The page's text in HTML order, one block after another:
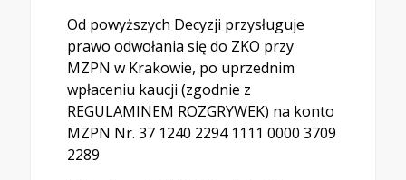
Od powyższych Decyzji przysługuje
prawo odwołania się do ZKO przy
MZPN w Krakowie, po uprzednim
wpłaceniu kaucji (zgodnie z
REGULAMINEM ROZGRYWEK) na konto
MZPN Nr. 37 1240 2294 1111 0000 3709
2289